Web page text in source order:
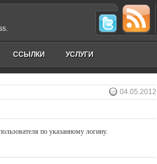
ССЫЛКИ УСЛУГИ
04.05.2012
по указанному логину.